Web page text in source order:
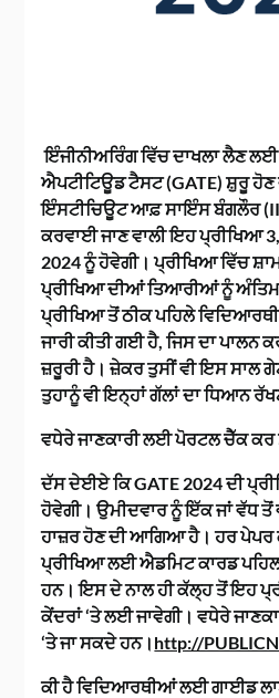
ਇੰਜੀਨੀਅਰਿੰਗ ਵਿੱਚ ਦਾਖਲਾ ਲੈਣ
ਐਪਟੀਟਿਊਡ ਟੈਸਟ (GATE) ਸ਼ੁਰੂ
ਇੰਸਟੀਚਿਊਟ ਆਫ਼ ਸਾਇੰਸ ਬੰਗਲੌਰ
ਕਰਵਾਈ ਜਾਣ ਵਾਲੀ ਇਹ ਪ੍ਰੀਖਿਆ
2024 ਨੂੰ ਹੋਵੇਗੀ। ਪ੍ਰੀਖਿਆ ਵਿੱਚ
ਪ੍ਰੀਖਿਆ ਦੀਆਂ ਤਿਆਰੀਆਂ ਨੂੰ
ਪ੍ਰੀਖਿਆ ਤੋਂ ਠੀਕ ਪਹਿਲੇ
ਜਾਰੀ ਕੀਤੀ ਗਈ ਹੈ, ਜਿਸ ਦਾ ਪਾਲਨ
ਜ਼ਰੂਰੀ ਹੈ। ਜ਼ੇਕਰ ਤੁਸੀਂ ਵੀ ਇਸ ਸਾਲ
ਤੁਹਾਨੂੰ ਵੀ ਇਨ੍ਹਾਂ ਗੱਲਾਂ ਦਾ ਧਿਆਨ
ਵਧੇਰੇ ਜਾਣਕਾਰੀ ਲਈ ਪੋਰਟਲ ਚੈੱਕ
ਦੱਸ ਦੇਈਏ ਕਿ GATE 2024 ਦੀ
ਹੋਵੇਗੀ। ਉਮੀਦਵਾਰ ਨੂੰ ਇੱਕ ਜਾਂ ਵੱਧ ਤੋਂ
ਹਾਜ਼ਰ ਹੋਣ ਦੀ ਆਗਿਆ ਹੈ। ਹਰ ਪੇਪਰ
ਪ੍ਰੀਖਿਆ ਲਈ ਐਡਮਿਟ ਕਾਰਡ
ਹਨ। ਇਸ ਦੇ ਨਾਲ ਹੀ ਕੱਲ੍ਹ ਤੋਂ ਇਹ
ਕੇਂਦਰਾਂ ‘ਤੇ ਲਈ ਜਾਵੇਗੀ। ਵਧੇਰੇ
‘ਤੇ ਜਾ ਸਕਦੇ ਹਨ। http://
ਕੀ ਹੈ ਵਿਦਿਆਰਥੀਆਂ ਲਈ ਗਾਈਡ